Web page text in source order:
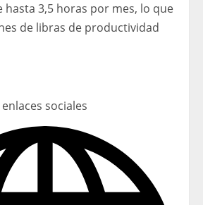
3,5 horas por mes, lo que
de libras de productividad
sociales